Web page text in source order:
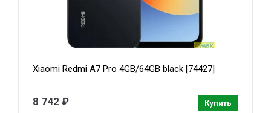
Xiaomi Redmi A7 Pro 4GB/64GB black [74427]
8 742 ₽ Купить